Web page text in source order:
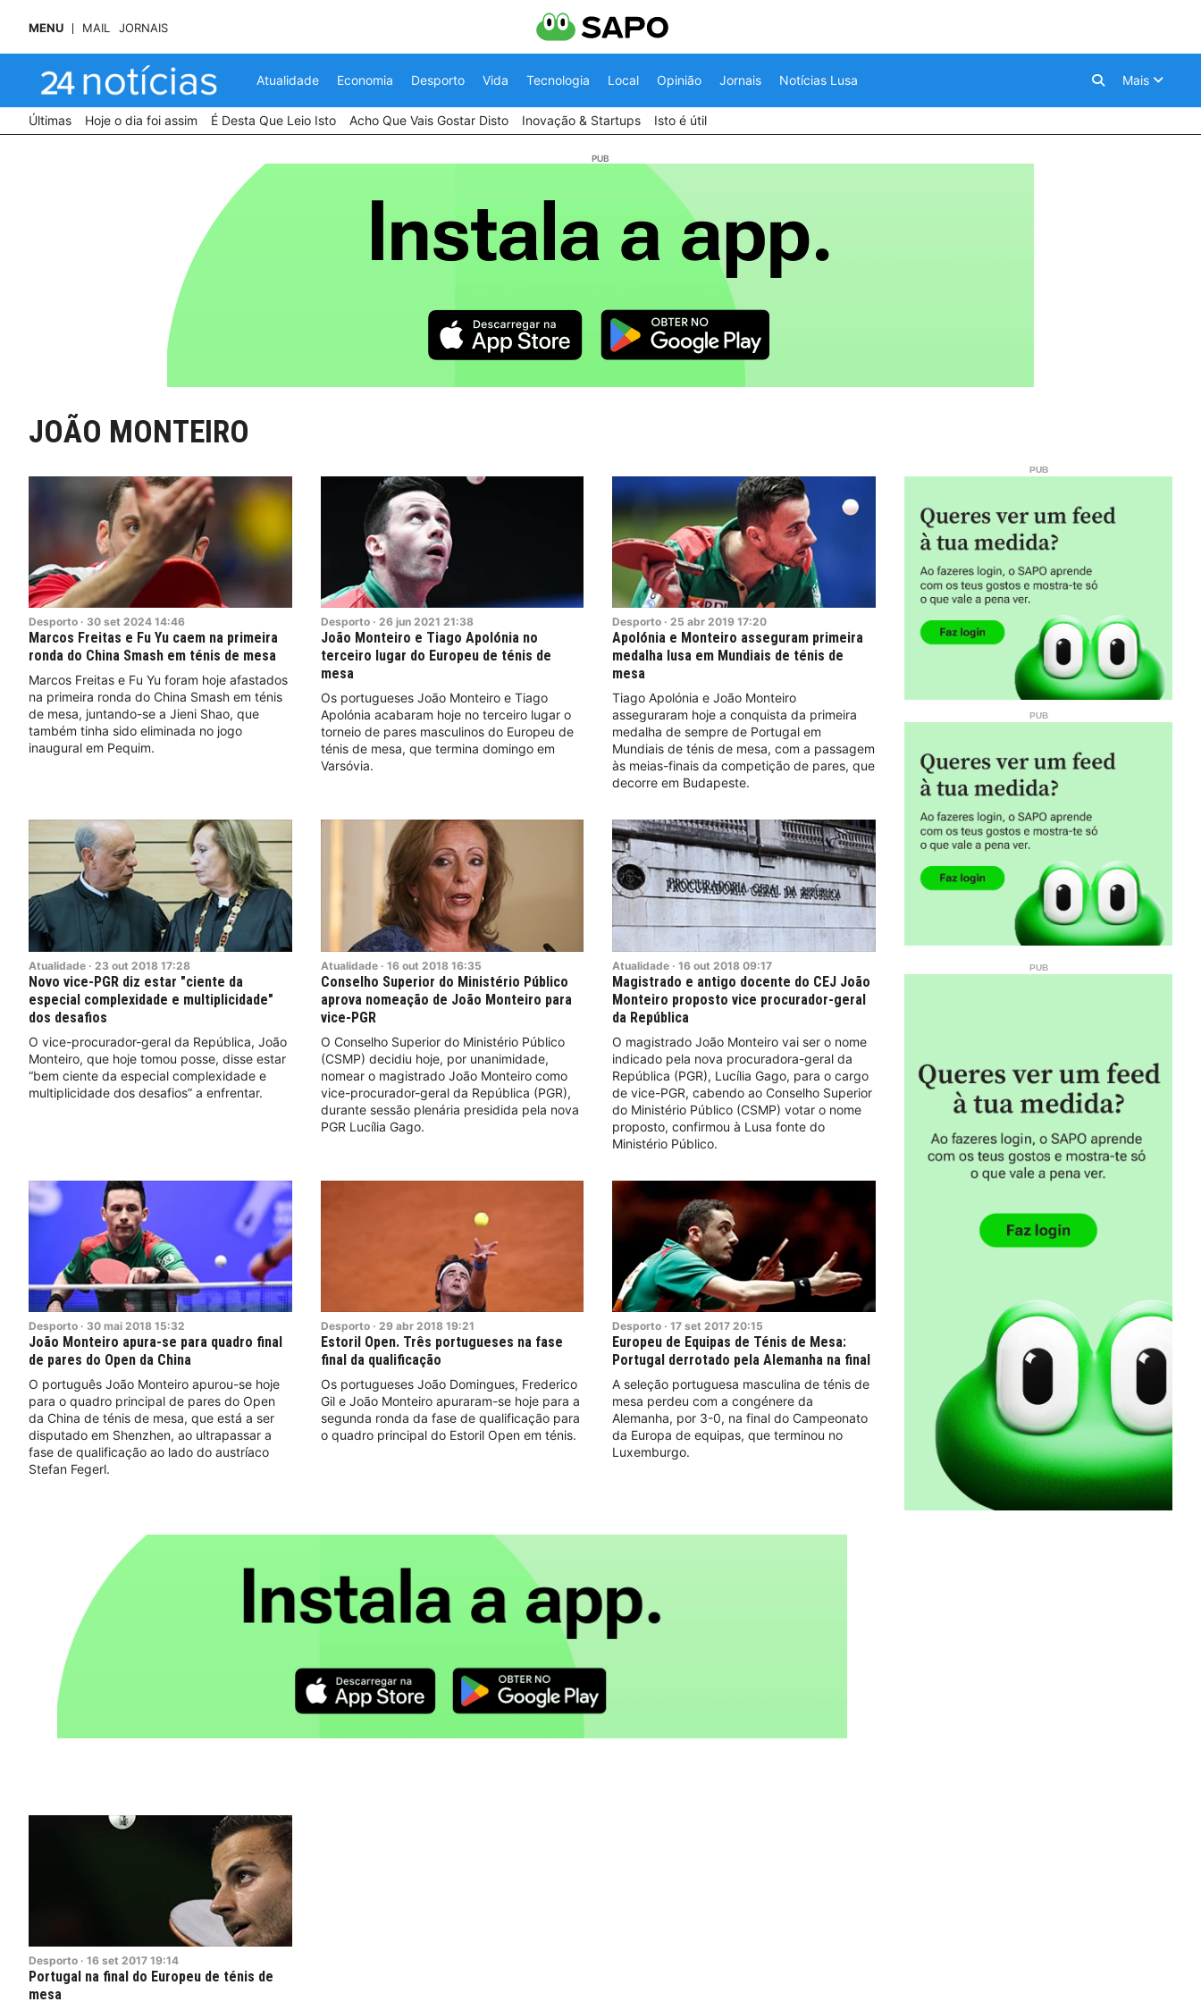
MENU MAIL JORNAIS
Atualidade Economia Desporto Vida Tecnologia Local Opinião Jornais Notícias Lusa Mais
Últimas Hoje o dia foi assim É Desta Que Leio Isto Acho Que Vais Gostar Disto Inovação & Startups Isto é útil
JOÃO MONTEIRO
Desporto · 30 set 2024 14:46
Marcos Freitas e Fu Yu caem na primeira
ronda do China Smash em ténis de mesa
Marcos Freitas e Fu Yu foram hoje afastados
na primeira ronda do China Smash em ténis
de mesa, juntando-se a Jieni Shao, que
também tinha sido eliminada no jogo
inaugural em Pequim.
Desporto · 26 jun 2021 21:38
João Monteiro e Tiago Apolónia no
terceiro lugar do Europeu de ténis de
mesa
Os portugueses João Monteiro e Tiago
Apolónia acabaram hoje no terceiro lugar o
torneio de pares masculinos do Europeu de
ténis de mesa, que termina domingo em
Varsóvia.
Desporto · 25 abr 2019 17:20
Apolónia e Monteiro asseguram primeira
medalha lusa em Mundiais de ténis de
mesa
Tiago Apolónia e João Monteiro
asseguraram hoje a conquista da primeira
medalha de sempre de Portugal em
Mundiais de ténis de mesa, com a passagem
às meias-finais da competição de pares, que
decorre em Budapeste.
Atualidade · 23 out 2018 17:28
Novo vice-PGR diz estar "ciente da
especial complexidade e multiplicidade"
dos desafios
O vice-procurador-geral da República, João
Monteiro, que hoje tomou posse, disse estar
“bem ciente da especial complexidade e
multiplicidade dos desafios” a enfrentar.
Atualidade · 16 out 2018 16:35
Conselho Superior do Ministério Público
aprova nomeação de João Monteiro para
vice-PGR
O Conselho Superior do Ministério Público
(CSMP) decidiu hoje, por unanimidade,
nomear o magistrado João Monteiro como
vice-procurador-geral da República (PGR),
durante sessão plenária presidida pela nova
PGR Lucília Gago.
Atualidade · 16 out 2018 09:17
Magistrado e antigo docente do CEJ João
Monteiro proposto vice procurador-geral
da República
O magistrado João Monteiro vai ser o nome
indicado pela nova procuradora-geral da
República (PGR), Lucília Gago, para o cargo
de vice-PGR, cabendo ao Conselho Superior
do Ministério Público (CSMP) votar o nome
proposto, confirmou à Lusa fonte do
Ministério Público.
Desporto · 30 mai 2018 15:32
João Monteiro apura-se para quadro final
de pares do Open da China
O português João Monteiro apurou-se hoje
para o quadro principal de pares do Open
da China de ténis de mesa, que está a ser
disputado em Shenzhen, ao ultrapassar a
fase de qualificação ao lado do austríaco
Stefan Fegerl.
Desporto · 29 abr 2018 19:21
Estoril Open. Três portugueses na fase
final da qualificação
Os portugueses João Domingues, Frederico
Gil e João Monteiro apuraram-se hoje para a
segunda ronda da fase de qualificação para
o quadro principal do Estoril Open em ténis.
Desporto · 17 set 2017 20:15
Europeu de Equipas de Ténis de Mesa:
Portugal derrotado pela Alemanha na final
A seleção portuguesa masculina de ténis de
mesa perdeu com a congénere da
Alemanha, por 3-0, na final do Campeonato
da Europa de equipas, que terminou no
Luxemburgo.
Desporto · 16 set 2017 19:14
Portugal na final do Europeu de ténis de
mesa